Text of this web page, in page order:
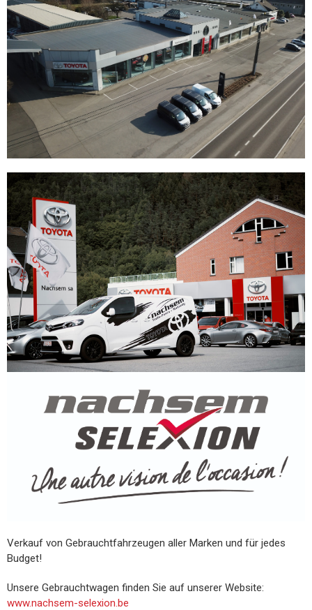
Verkauf von Gebrauchtfahrzeugen aller Marken und für jedes
Budget!
Unsere Gebrauchtwagen finden Sie auf unserer Website:
www.nachsem-selexion.be